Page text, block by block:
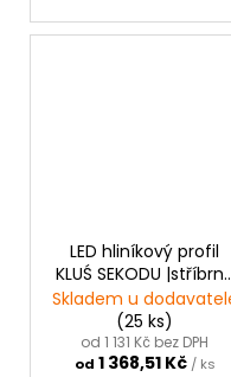
LED hliníkový profil
KLUŚ SEKODU
anoda
Skladem u
(25 ks)
od 1 131 Kč bez DPH
od 1 368,51 Kč / ks